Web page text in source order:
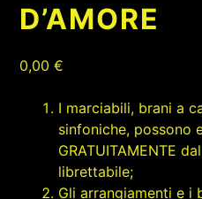
D’AMORE
0,00€
I marciabili, brani a
sinfoniche, possono
GRATUITAMENTE
librettabile;
Gli arrangiamenti e i